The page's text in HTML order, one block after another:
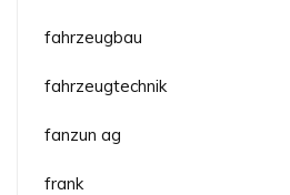
fahrzeugbau
fahrzeugtechnik
fanzun ag
frank